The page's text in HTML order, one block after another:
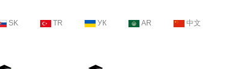
SK TR УК AR 中文